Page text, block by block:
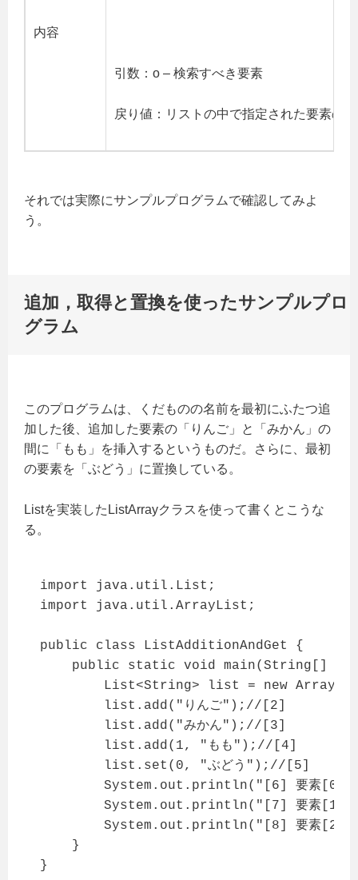
内容
引数：o – 検索すべき要素
戻り値：リストの中で指定された要素の
それでは実際にサンプルプログラムで確認してみよ
う。
追加，取得と置換を使ったサンプルプロ
グラム
このプログラムは、くだものの名前を最初にふたつ追
加した後、追加した要素の「りんご」と「みかん」の
間に「もも」を挿入するというものだ。さらに、最初
の要素を「ぶどう」に置換している。
Listを実装したListArrayクラスを使って書くとこうな
る。
import java.util.List;
import java.util.ArrayList;
public class ListAdditionAndGet {
public static void main(String[]
List<String> list = new
        list.add("りんご");//[2]
        list.add("みかん");//[3]
        list.add(1, "もも");//[4]
        list.set(0, "ぶどう");//[5]
System.out.println("[6] 要素
System.out.println("[7] 要素
System.out.println("[8] 要素
    }
}